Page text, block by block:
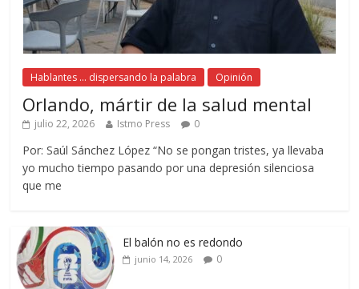
Hablantes ... dispersando la palabra Opinión
Orlando, mártir de la salud mental
julio 22, 2026 Istmo Press 0
Por: Saúl Sánchez López “No se pongan tristes, ya llevaba
yo mucho tiempo pasando por una depresión silenciosa
que me
El balón no es redondo
junio 14, 2026 0